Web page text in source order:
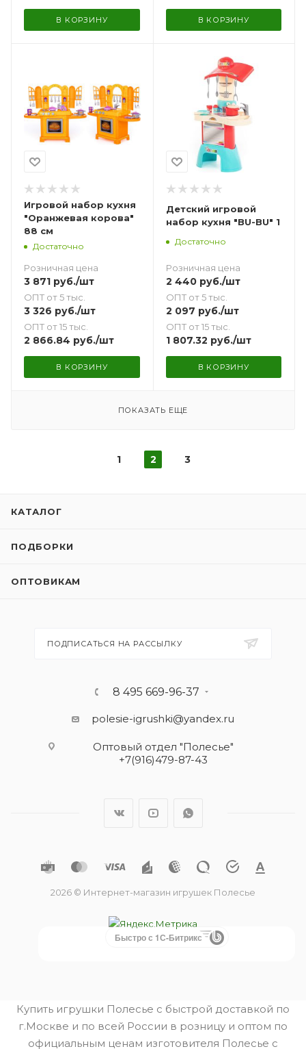
В КОРЗИНУ В КОРЗИНУ
Игровой набор кухня
"Оранжевая корова"
88 см
Достаточно
Розничная цена
3 871 руб./шт
ОПТ от 5 тыс.
3 326 руб./шт
ОПТ от 15 тыс.
2 866.84 руб./шт
В КОРЗИНУ
Детский игровой
набор кухня "BU-BU" 1
Достаточно
Розничная цена
2 440руб./шт
ОПТ от 5 тыс.
2 097 руб./шт
ОПТ от 15 тыс.
1 807.32 руб./шт
В КОРЗИНУ
ПОКАЗАТЬ ЕЩЕ
1 2 3
КАТАЛОГ
ПОДБОРКИ
ОПТОВИКАМ
ПОДПИСАТЬСЯ НА РАССЫЛКУ
8 495 669-96-37
polesie-igrushki@yandex.ru
Оптовый отдел "Полесье"
+7(916)479-87-43
2026 © Интернет-магазин игрушек Полесье
Быстро с 1С-Битрикс
Купить игрушки Полесье с быстрой доставкой по
г.Москве и по всей России в розницу и оптом по
официальным ценам изготовителя Полесье с